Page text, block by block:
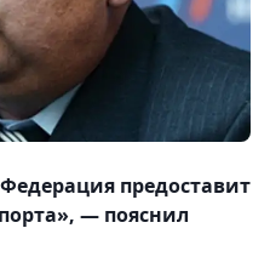
предоставит
— пояснил